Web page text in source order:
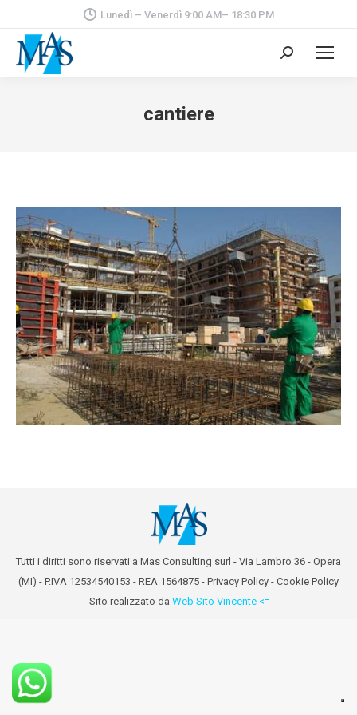
Lunedì – Venerdì 9:00 AM– 18:30 PM
Cerca:
cantiere
Tutti i diritti sono riservati a Mas Consulting surl - Via Lambro 36 - Opera
(MI) - P.IVA 12534540153 - REA 1564875 - Privacy Policy - Cookie Policy
Sito realizzato da Web Sito Vincente <=